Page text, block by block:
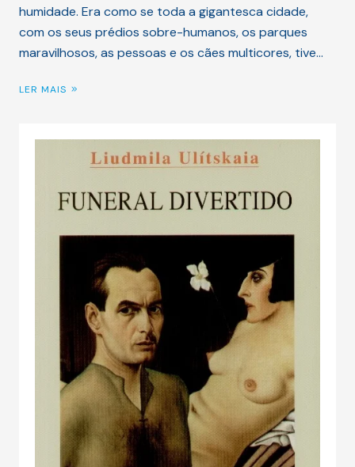
humidade. Era como se toda a gigantesca cidade,
com os seus prédios sobre-humanos, os parques
maravilhosos, as pessoas e os cães multicores, tive…
LER MAIS